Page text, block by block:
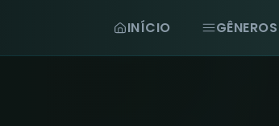
INÍCIO GÊNEROS